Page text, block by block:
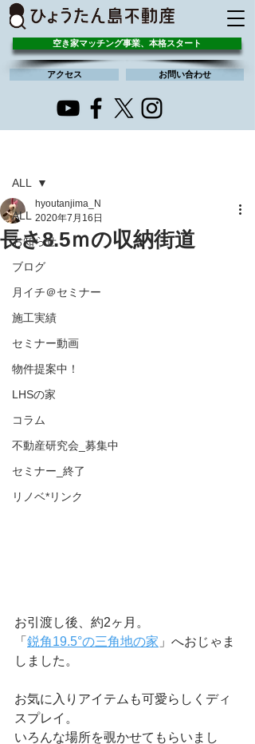
アクセス お問い合わせ
空き家マッチング事業、本格スタート
ALL
お知らせ
ブログ
月イチ＠セミナー
施工実績
セミナー動画
物件提案中！
LHSの家
コラム
不動産研究会_募集中
セミナー_終了
リノベ*リンク
ALL
長さ8.5ｍの収納街道
hyoutanjima_N
2020年7月16日
お引渡し後、約2ヶ月。
「 鋭角19.5°の三角地の家 」へおじゃま
しました。
お気に入りアイテムも可愛らしくディ
スプレイ。
いろんな場所を覗かせてもらいまし